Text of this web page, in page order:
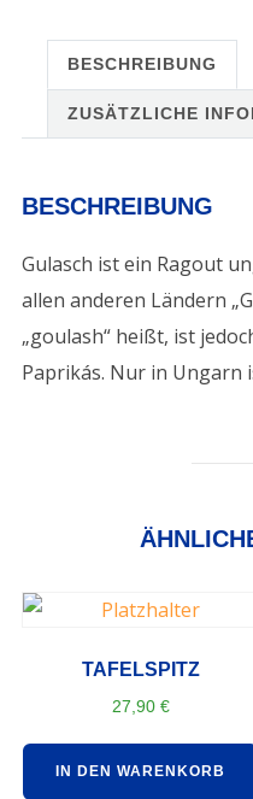
BESCHREIBUNG
ZUSÄTZLICHE
BESCHREIBUNG
Gulasch ist ein Ragout
allen anderen Ländern
„goulash“ heißt, ist
Paprikás. Nur in Ungarn
TAFELSPITZ
27,90 €
IN DEN WARENKORB